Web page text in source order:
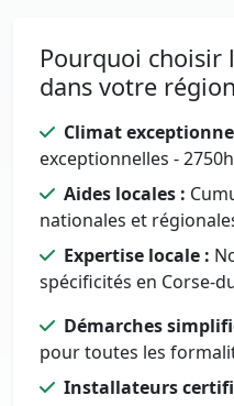
Pourquoi choisir
dans votre
Climat
exceptionnelles -
Aides locales :
nationales et
Expertise locale :
spécificités en Corse-
Démarches
pour toutes les
Installateurs